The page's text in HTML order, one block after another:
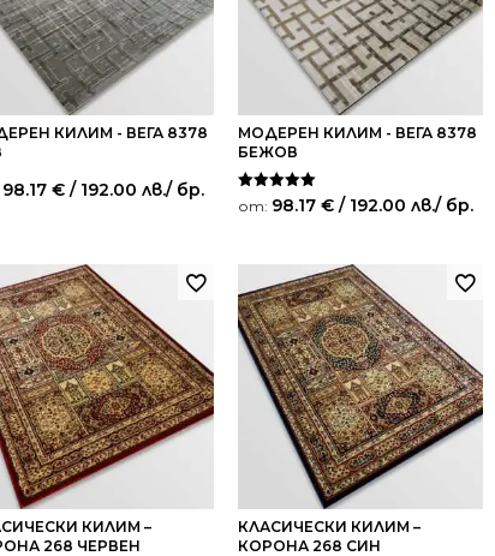
КИЛИМ - ВЕГА 8378
98.17 € / 192.00 лв./ бр.
МОДЕРЕН КИЛИМ - ВЕГА 8378
БЕЖОВ
Оценено на
5.00
от: 98.17 € / 192.00 лв./ бр.
КИЛИМ –
268 ЧЕРВЕН
КЛАСИЧЕСКИ КИЛИМ –
КОРОНА 268 СИН